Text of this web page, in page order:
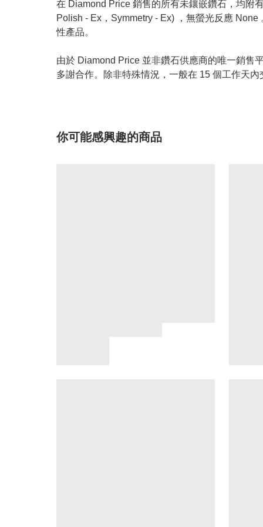
在 Diamond Price 銷售的所有未鑲嵌鑽石，均附
Polish - Ex，Symmetry - Ex) ，無螢光反應
性產品。
由於 Diamond Price 並非鑽石供應商的唯一銷售
多謝合作。除非特殊情況，一般在 15 個工作天內
你可能感興趣的商品